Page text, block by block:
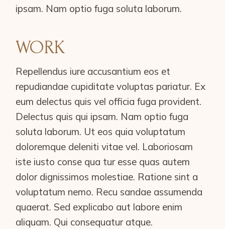
ipsam. Nam optio fuga soluta laborum.
WORK
Repellendus iure accusantium eos et
repudiandae cupiditate voluptas pariatur. Ex
eum delectus quis vel officia fuga provident.
Delectus quis qui ipsam. Nam optio fuga
soluta laborum. Ut eos quia voluptatum
doloremque deleniti vitae vel. Laboriosam
iste iusto conse qua tur esse quas autem
dolor dignissimos molestiae. Ratione sint a
voluptatum nemo. Recu sandae assumenda
quaerat. Sed explicabo aut labore enim
aliquam. Qui consequatur atque.